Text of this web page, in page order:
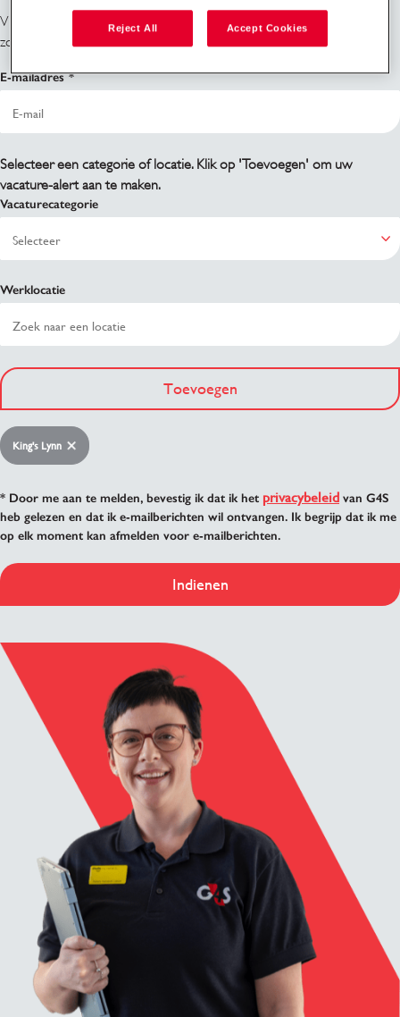
Vind je niet wat je zoekt? Meld je aan en we sturen je een melding
zodra er vacatures beschikbaar zijn.
E-mailadres
Selecteer een categorie of locatie. Klik op 'Toevoegen' om uw
vacature-alert aan te maken.
Vacaturecategorie
Werklocatie
Toevoegen
King's Lynn
* Door me aan te melden, bevestig ik dat ik het privacybeleid van G4S
heb gelezen en dat ik e-mailberichten wil ontvangen. Ik begrijp dat ik me
op elk moment kan afmelden voor e-mailberichten.
Indienen
Reject All Accept Cookies